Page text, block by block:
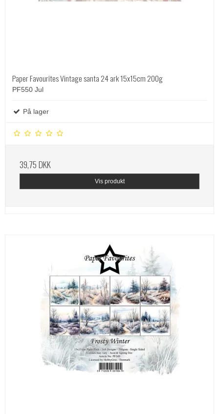
Paper Favourites Vintage santa 24 ark 15x15cm 200g
PF550 Jul
På lager
39,75 DKK
Vis produkt